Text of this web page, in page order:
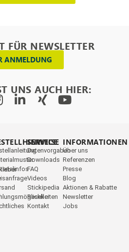
FÜR NEWSLETTER
ANMELDUNG
UNS AUCH HIER:
SERVICE
Datenvorgaben
Downloads
FAQ
Videos
Stickipedia
Reseller
Kontakt
INFORMATIONEN
Über uns
Referenzen
Presse
Blog
Aktionen & Rabatte
Newsletter
Jobs